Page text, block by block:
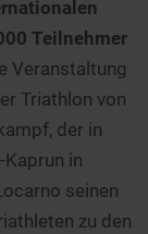
Teilnehmer
Veranstaltung
Triathlon von
der in
in
seinen
zu den